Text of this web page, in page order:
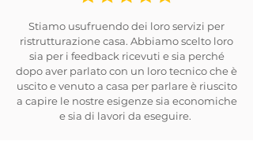
Stiamo usufruendo dei loro servizi per
ristrutturazione casa. Abbiamo scelto loro
sia per i feedback ricevuti e sia perché
dopo aver parlato con un loro tecnico che è
uscito e venuto a casa per parlare è riuscito
a capire le nostre esigenze sia economiche
e sia di lavori da eseguire.